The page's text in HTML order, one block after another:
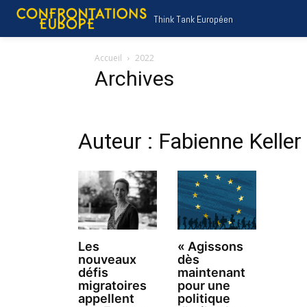
Think Tank Européen
Accueil 2022
Archives
Auteur : Fabienne Keller
Les
nouveaux
défis
migratoires
appellent
« Agissons
dès
maintenant
pour une
politique